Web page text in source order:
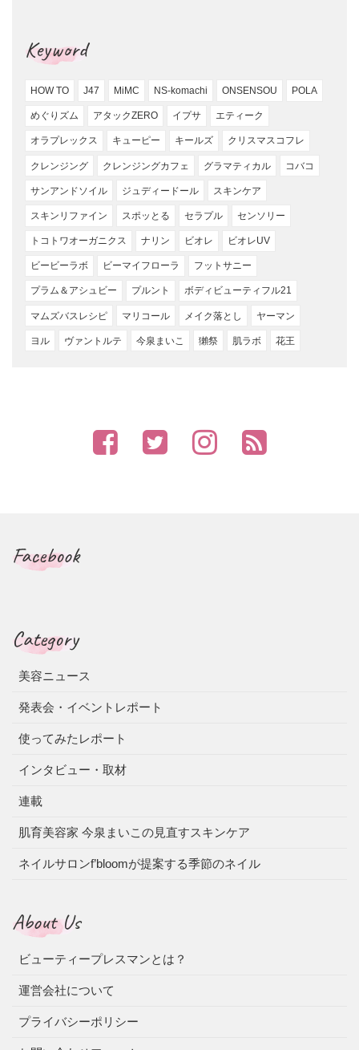
Keyword
HOW TO J47 MiMC NS-komachi ONSENSOU POLA
めぐりズム アタックZERO イプサ エティーク
オラプレックス キューピー キールズ クリスマスコフレ
クレンジング クレンジングカフェ グラマティカル コバコ
サンアンドソイル ジュディードール スキンケア
スキンリファイン スポッとる セラプル センソリー
トコトワオーガニクス ナリン ビオレ ビオレUV
ビービーラボ ビーマイフローラ フットサニー
プラム＆アシュビー プルント ボディビューティフル21
マムズバスレシピ マリコール メイク落とし ヤーマン
ヨル ヴァントルテ 今泉まいこ 獺祭 肌ラボ 花王
Facebook
Category
美容ニュース
発表会・イベントレポート
使ってみたレポート
インタビュー・取材
連載
肌育美容家 今泉まいこの見直すスキンケア
ネイルサロンf’bloomが提案する季節のネイル
About Us
ビューティープレスマンとは？
運営会社について
プライバシーポリシー